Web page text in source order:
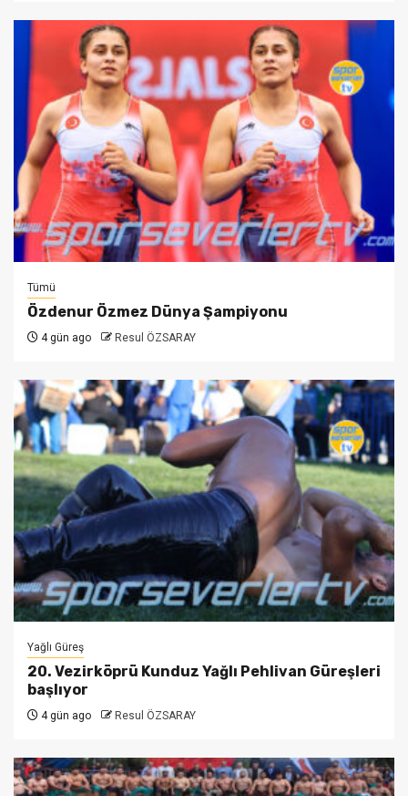
Tümü
Özdenur Özmez Dünya Şampiyonu
4 gün ago Resul ÖZSARAY
Yağlı Güreş
20. Vezirköprü Kunduz Yağlı Pehlivan Güreşleri
başlıyor
4 gün ago Resul ÖZSARAY